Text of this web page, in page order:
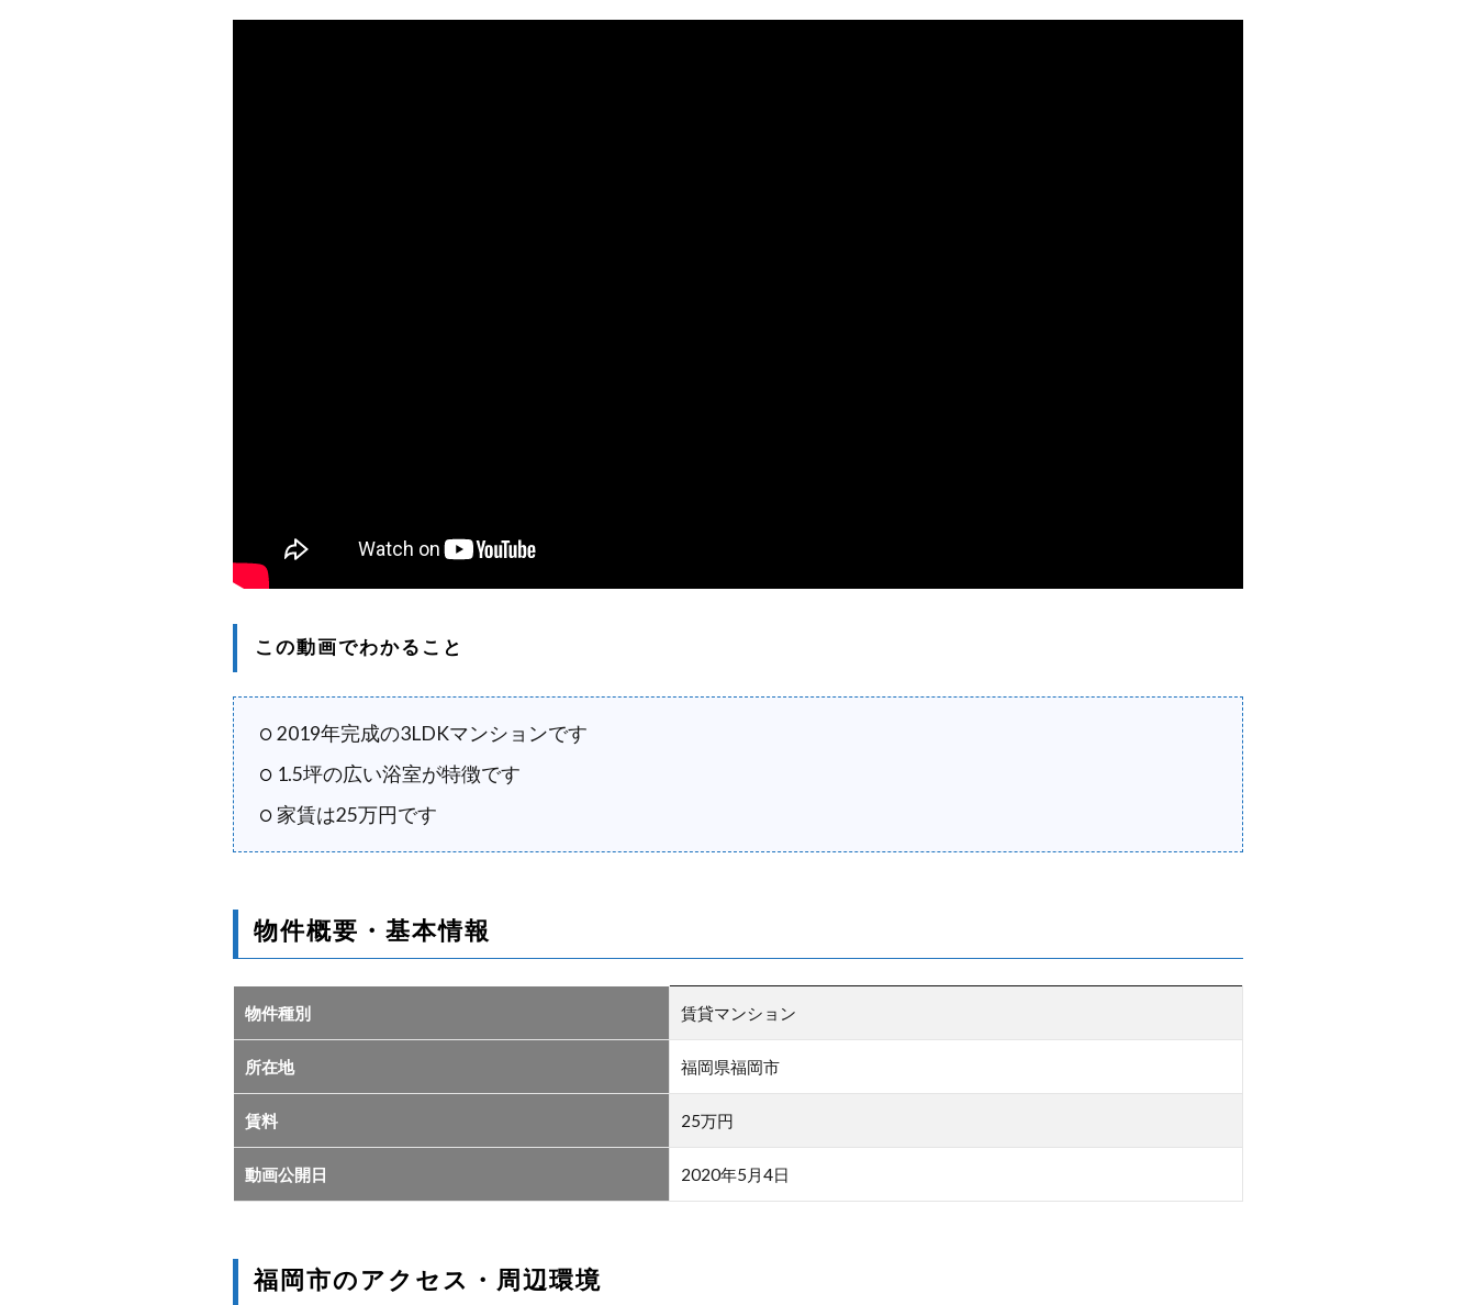
この動画でわかること
2019年完成の3LDKマンションです
1.5坪の広い浴室が特徴です
家賃は25万円です
物件概要・基本情報
物件種別 賃貸マンション
所在地 福岡県福岡市
賃料 25万円
動画公開日 2020年5月4日
福岡市のアクセス・周辺環境